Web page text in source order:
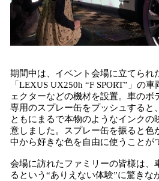
期間中は、イベント会場に立てられ
「LEXUS UX250h “F SPORT”」の
ェクターなどの機材を設置。車のボ
専用のスプレー缶をプッシュすると
ともにまるで本物のようなインクの
意しました。スプレー缶を振ると色
中から好きな色を自由に使うことが
会場に訪れたファミリーの皆様は、
るという“ありえない体験”に驚きな